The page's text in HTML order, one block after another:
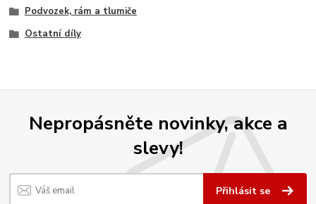
Podvozek, rám a tlumiče
Ostatní díly
Nepropásněte novinky, akce a
slevy!
Přihlásit se